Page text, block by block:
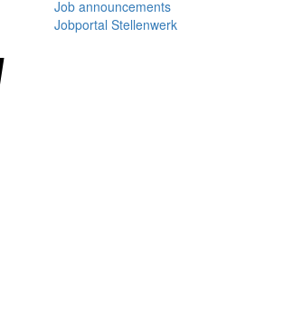
Job announcements
Jobportal Stellenwerk